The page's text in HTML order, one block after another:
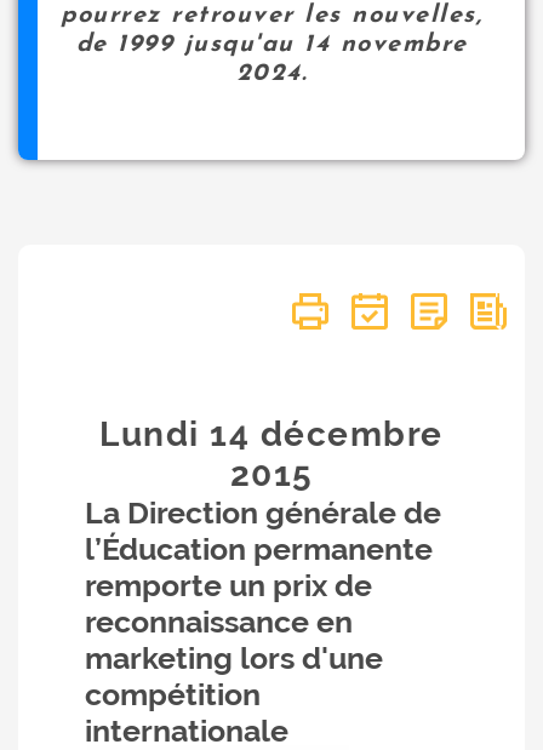
pourrez retrouver les nouvelles,
de 1999 jusqu'au 14 novembre
2024.
Lundi 14 décembre
2015
La Direction générale de
l’Éducation permanente
remporte un prix de
reconnaissance en
marketing lors d'une
compétition
internationale